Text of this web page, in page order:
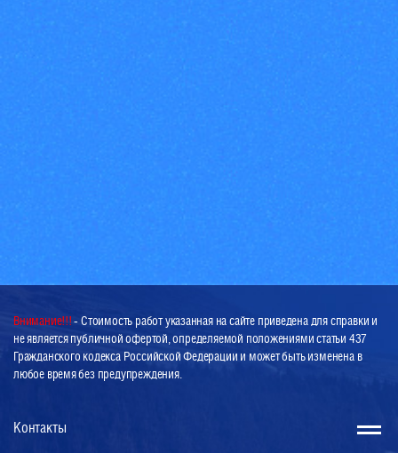
Внимание!!!- Стоимость работ указанная на сайте приведена для справки и
не является публичной офертой, определяемой положениями статьи 437
Гражданского кодекса Российской Федерации и может быть изменена в
любое время без предупреждения.
Контакты